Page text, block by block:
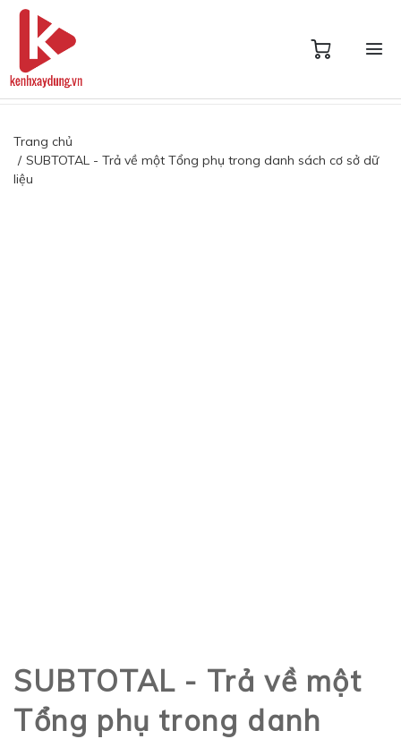
Trang chủ
SUBTOTAL - Trả về một Tổng phụ trong danh sách cơ sở dữ
liệu
SUBTOTAL - Trả về một
Tổng phụ trong danh